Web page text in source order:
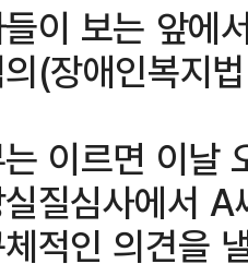
이 보는 앞에
(장애인복지
이르면 이날
질심사에서
적인 의견을